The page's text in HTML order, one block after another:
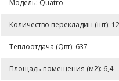
Модель: Quatro
Количество перекладин (шт): 12
Теплоотдача (Qвт): 637
Площадь помещения (м2): 6,4